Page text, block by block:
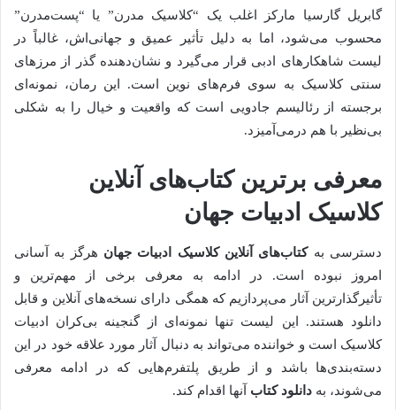
گابریل گارسیا مارکز اغلب یک “کلاسیک مدرن” یا “پست‌مدرن”
محسوب می‌شود، اما به دلیل تأثیر عمیق و جهانی‌اش، غالباً در
لیست شاهکارهای ادبی قرار می‌گیرد و نشان‌دهنده گذر از مرزهای
سنتی کلاسیک به سوی فرم‌های نوین است. این رمان، نمونه‌ای
برجسته از رئالیسم جادویی است که واقعیت و خیال را به شکلی
بی‌نظیر با هم درمی‌آمیزد.
معرفی برترین کتاب‌های آنلاین
کلاسیک ادبیات جهان
دسترسی بهکتاب‌های آنلاین کلاسیک ادبیات جهان هرگز به آسانی
امروز نبوده است. در ادامه به معرفی برخی از مهم‌ترین و
تأثیرگذارترین آثار می‌پردازیم که همگی دارای نسخه‌های آنلاین و قابل
دانلود هستند. این لیست تنها نمونه‌ای از گنجینه بی‌کران ادبیات
کلاسیک است و خواننده می‌تواند به دنبال آثار مورد علاقه خود در این
دسته‌بندی‌ها باشد و از طریق پلتفرم‌هایی که در ادامه معرفی
می‌شوند، به دانلود کتاب آنها اقدام کند.